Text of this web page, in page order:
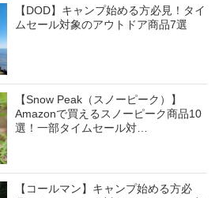
【DOD】キャンプ始める方必見！タイ
ムセール対象のアウトドア商品7選
【Snow Peak（スノーピーク）】
Amazonで買えるスノーピーク商品10
選！一部タイムセール対…
【コールマン】キャンプ始める方必